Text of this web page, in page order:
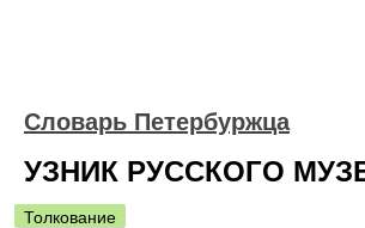
Словарь Петербуржца
УЗНИК РУССКОГО
Толкование